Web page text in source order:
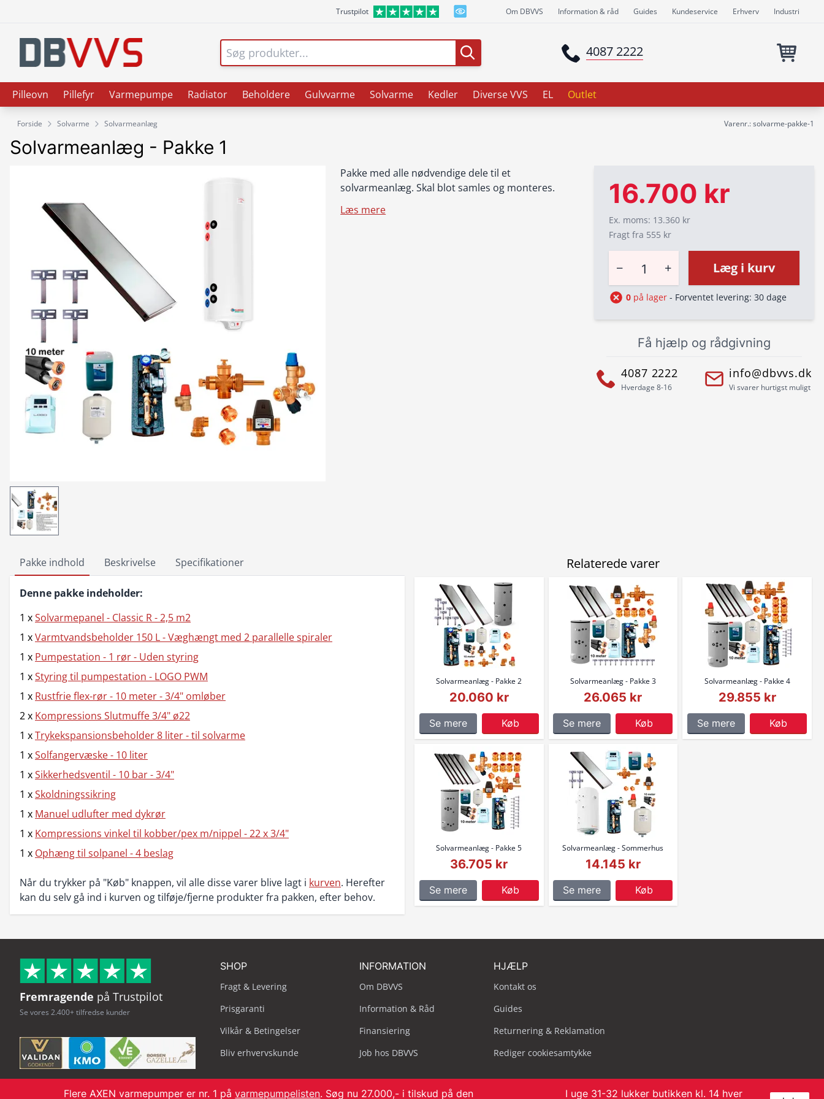
Trustpilot Om DBVVS Information & råd Guides Kundeservice Erhverv Industri
4087 2222
Pilleovn Pillefyr Varmepumpe Radiator Beholdere Gulvvarme Solvarme Kedler Diverse VVS EL Outlet
Forside Solvarme Solvarmeanlæg Varenr.: solvarme-pakke-1
Solvarmeanlæg - Pakke 1
Pakke med alle nødvendige dele til et
solvarmeanlæg. Skal blot samles og monteres.
Læs mere
16.700 kr
Ex. moms: 13.360 kr
Fragt fra 555 kr
− + Læg i kurv
0 på lager - Forventet levering: 30 dage
Få hjælp og rådgivning
4087 2222
Hverdage 8-16
info@dbvvs.dk
Vi svarer hurtigst muligt
Pakke indhold Beskrivelse Specifikationer
Denne pakke indeholder:
1 xSolvarmepanel - Classic R - 2,5 m2
1 xVarmtvandsbeholder 150 L - Væghængt med 2 parallelle spiraler
1 x Pumpestation - 1 rør - Uden styring
1 xStyring til pumpestation - LOGO PWM
1 x Rustfrie flex-rør - 10 meter - 3/4" omløber
2 x Kompressions Slutmuffe 3/4" ø22
1 xTrykekspansionsbeholder 8 liter - til solvarme
1 xSolfangervæske - 10 liter
1 xSikkerhedsventil - 10 bar - 3/4"
1 xSkoldningssikring
1 x Manuel udlufter med dykrør
1 x Kompressions vinkel til kobber/pex m/nippel - 22 x 3/4"
1 x Ophæng til solpanel - 4 beslag
Når du trykker på "Køb" knappen, vil alle disse varer blive lagt i kurven. Herefter
kan du selv gå ind i kurven og tilføje/fjerne produkter fra pakken, efter behov.
Relaterede varer
Solvarmeanlæg - Pakke 2
20.060 kr
Se mere Køb
Solvarmeanlæg - Pakke 3
26.065 kr
Se mere Køb
Solvarmeanlæg - Pakke 4
29.855 kr
Se mere Køb
Solvarmeanlæg - Pakke 5
36.705 kr
Se mere Køb
Solvarmeanlæg - Sommerhus
14.145 kr
Se mere Køb
Fremragende på Trustpilot
Se vores 2.400+ tilfredse kunder
SHOP
Fragt & Levering
Prisgaranti
Vilkår & Betingelser
Bliv erhvervskunde
INFORMATION
Om DBVVS
Information & Råd
Finansiering
Job hos DBVVS
HJÆLP
Kontakt os
Guides
Returnering & Reklamation
Rediger cookiesamtykke
Flere AXEN varmepumper er nr. 1 påvarmepumpelisten. Søg nu 27.000,- i tilskud på den I uge 31-32 lukker butikken kl. 14 hver